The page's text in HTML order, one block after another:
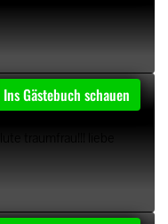
von gilligan159
Ins Gästebuch schauen